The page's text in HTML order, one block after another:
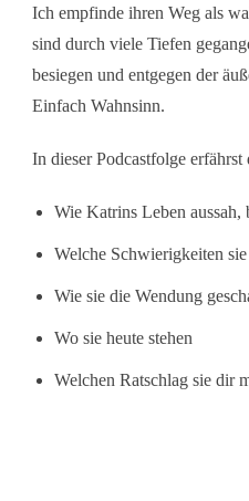
Ich empfinde ihren Weg als
sind durch viele Tiefen
besiegen und entgegen der
Einfach Wahnsinn.
In dieser Podcastfolge erfährst
Wie Katrins Leben
Welche Schwierigkeiten sie
Wie sie die Wendung
Wo sie heute stehen
Welchen Ratschlag sie dir